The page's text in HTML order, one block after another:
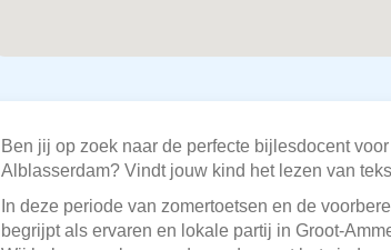
Ben jij op zoek naar de perfecte bijlesdocent
Alblasserdam? Vindt jouw kind het lezen van
In deze periode van zomertoetsen en de
begrijpt als ervaren en lokale partij in Groot-